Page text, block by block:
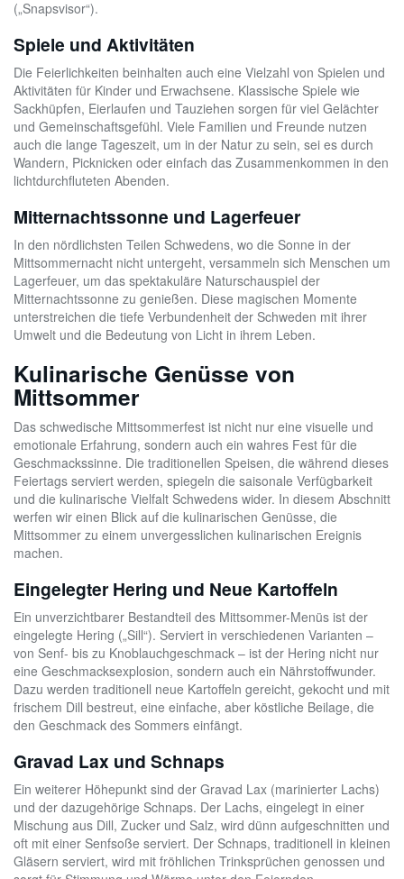
(„Snapsvisor“).
Spiele und Aktivitäten
Die Feierlichkeiten beinhalten auch eine Vielzahl von Spielen und
Aktivitäten für Kinder und Erwachsene. Klassische Spiele wie
Sackhüpfen, Eierlaufen und Tauziehen sorgen für viel Gelächter
und Gemeinschaftsgefühl. Viele Familien und Freunde nutzen
auch die lange Tageszeit, um in der Natur zu sein, sei es durch
Wandern, Picknicken oder einfach das Zusammenkommen in den
lichtdurchfluteten Abenden.
Mitternachtssonne und Lagerfeuer
In den nördlichsten Teilen Schwedens, wo die Sonne in der
Mittsommernacht nicht untergeht, versammeln sich Menschen um
Lagerfeuer, um das spektakuläre Naturschauspiel der
Mitternachtssonne zu genießen. Diese magischen Momente
unterstreichen die tiefe Verbundenheit der Schweden mit ihrer
Umwelt und die Bedeutung von Licht in ihrem Leben.
Kulinarische Genüsse von
Mittsommer
Das schwedische Mittsommerfest ist nicht nur eine visuelle und
emotionale Erfahrung, sondern auch ein wahres Fest für die
Geschmackssinne. Die traditionellen Speisen, die während dieses
Feiertags serviert werden, spiegeln die saisonale Verfügbarkeit
und die kulinarische Vielfalt Schwedens wider. In diesem Abschnitt
werfen wir einen Blick auf die kulinarischen Genüsse, die
Mittsommer zu einem unvergesslichen kulinarischen Ereignis
machen.
Eingelegter Hering und Neue Kartoffeln
Ein unverzichtbarer Bestandteil des Mittsommer-Menüs ist der
eingelegte Hering („Sill“). Serviert in verschiedenen Varianten –
von Senf- bis zu Knoblauchgeschmack – ist der Hering nicht nur
eine Geschmacksexplosion, sondern auch ein Nährstoffwunder.
Dazu werden traditionell neue Kartoffeln gereicht, gekocht und mit
frischem Dill bestreut, eine einfache, aber köstliche Beilage, die
den Geschmack des Sommers einfängt.
Gravad Lax und Schnaps
Ein weiterer Höhepunkt sind der Gravad Lax (marinierter Lachs)
und der dazugehörige Schnaps. Der Lachs, eingelegt in einer
Mischung aus Dill, Zucker und Salz, wird dünn aufgeschnitten und
oft mit einer Senfsoße serviert. Der Schnaps, traditionell in kleinen
Gläsern serviert, wird mit fröhlichen Trinksprüchen genossen und